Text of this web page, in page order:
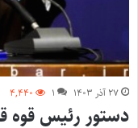
۲۷ آذر ۱۴۰۳ ۱ ۴,۴۴۰
دستور رئیس قوه